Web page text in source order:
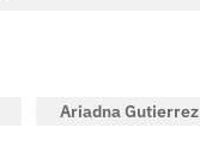
Ariadna Gutierrez